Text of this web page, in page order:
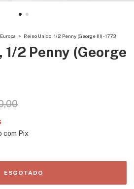
Europa > Reino Unido, 1/2 Penny (George III) - 1773
1/2 Penny (George
com Pix